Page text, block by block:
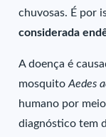
chuvosas. É por
considerada
A doença é
mosquitoAedes
humano por
diagnóstico tem